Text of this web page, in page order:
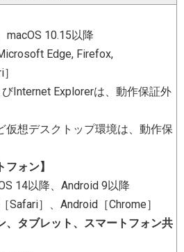
macOS 10.15以降
Edge, Firefox,
Internet Explorerは、動作保証外
想デスクトップ環境は、動作保
フォン】
14以降、Android 9以降
Safari］、Android［Chrome］
、タブレット、スマートフォン共